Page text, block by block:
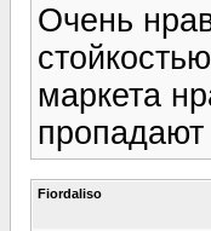
Очень
маркета
пропадают
Fiordaliso